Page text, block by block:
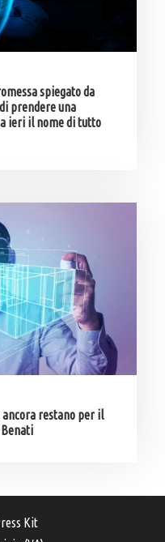
spiegato da
prendere una
ieri il nome di tutto
restano per il
Kit